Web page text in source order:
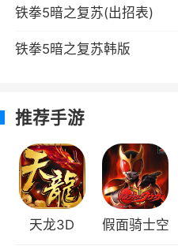
4、玩家可以操作
6、角色的招式与动
富多变
7、让用户设定自
用格斗货币来决定装扮
量是“铁拳5”的2倍以上
铁拳5暗之复苏(出招表)
铁拳5暗之复苏韩版
推荐手游
天龙3D
假面骑士空